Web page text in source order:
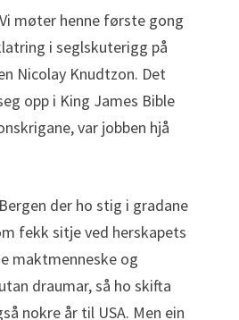
møter henne første gong
i seglskuterigg på
Nicolay Knudtzon. Det
opp i King James Bible
var jobben hjå
der ho stig i gradane
fekk sitje ved herskapets
maktmenneske og
draumar, så ho skifta
nokre år til USA. Men ein